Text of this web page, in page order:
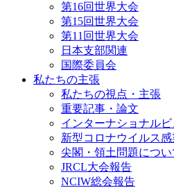
第16回世界大会
第15回世界大会
第11回世界大会
日本支部関連
国際委員会
私たちの主張
私たちの視点・主張
重要記事・論文
インターナショナルビ
新型コロナウイルス
尖閣・領土問題につい
JRCL大会報告
NCIW総会報告